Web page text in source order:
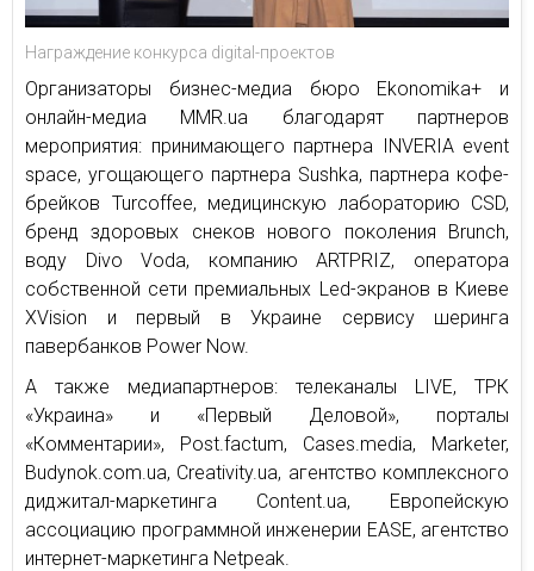
Награждение конкурса digital-проектов
Организаторы бизнес-медиа бюро Ekonomika+ и
онлайн-медиа MMR.ua благодарят партнеров
мероприятия: принимающего партнера INVERIA event
space, угощающего партнера Sushka, партнера кофе-
брейков Turcoffee, медицинскую лабораторию CSD,
бренд здоровых снеков нового поколения Brunch,
воду Divo Voda, компанию ARTPRIZ, оператора
собственной сети премиальных Led-экранов в Киеве
XVision и первый в Украине сервису шеринга
павербанков Power Now.
А также медиапартнеров: телеканалы LIVE, ТРК
«Украина» и «Первый Деловой», порталы
«Комментарии», Post.factum, Cases.media, Marketer,
Budynok.com.ua, Creativity.ua, агентство комплексного
диджитал-маркетинга Content.ua, Европейскую
ассоциацию программной инженерии EASE, агентство
интернет-маркетинга Netpeak.